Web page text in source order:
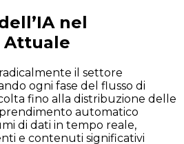
nel
Attuale
il settore
ogni fase del flusso di
fino alla distribuzione delle
automatico
di dati in tempo reale,
e contenuti significativi